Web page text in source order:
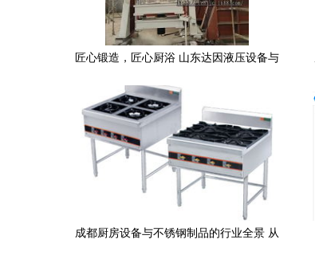
匠心锻造，匠心厨浴 山东达因液压设备与
成都厨房设备与不锈钢制品的行业全景 从